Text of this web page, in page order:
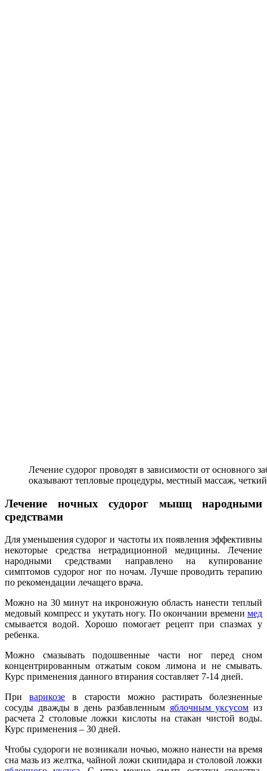
Лечение судорог проводят в зависимости от основного
оказывают тепловые процедуры, местный массаж,
Лечение ночных судорог мышц народными
средствами
Для уменьшения судорог и частоты их появления эффективны
некоторые средства нетрадиционной медицины. Лечение
народными средствами направлено на купирование
симптомов судорог ног по ночам. Лучше проводить терапию
по рекомендации лечащего врача.
Можно на 30 минут на икроножную область нанести теплый
медовый компресс и укутать ногу. По окончании времени мед
смывается водой. Хорошо помогает рецепт при спазмах у
ребенка.
Можно смазывать подошвенные части ног перед сном
концентрированным отжатым соком лимона и не смывать.
Курс применения данного втирания составляет 7-14 дней.
Приварикозе в старости можно растирать болезненные
сосуды дважды в день разбавленным яблочным уксусом из
расчета 2 столовые ложки кислоты на стакан чистой воды.
Курс применения – 30 дней.
Чтобы судороги не возникали ночью, можно нанести на время
сна мазь из желтка, чайной ложи скипидара и столовой ложки